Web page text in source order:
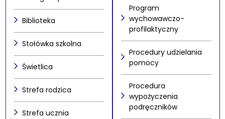
Biblioteka
Stołówka szkolna
Świetlica
Strefa rodzica
Strefa ucznia
Program
wychowawczo-
profilaktyczny
Procedury udzielania
pomocy
Procedura
wypożyczenia
podręczników